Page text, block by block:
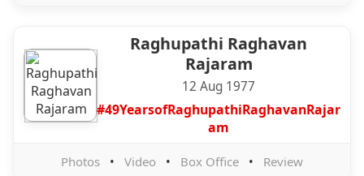
Raghupathi Raghavan
Rajaram
12 Aug 1977
#49YearsofRaghupathiRaghavanRajar
am
Photos • Video • Box Office • Review